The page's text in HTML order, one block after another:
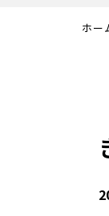
ホー